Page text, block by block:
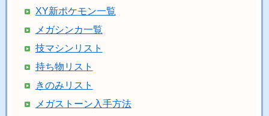
XY新ポケモン一覧
メガシンカ一覧
技マシンリスト
持ち物リスト
きのみリスト
メガストーン入手方法